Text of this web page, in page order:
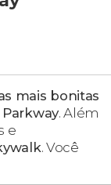
mais bonitas
. Além
e
. Você